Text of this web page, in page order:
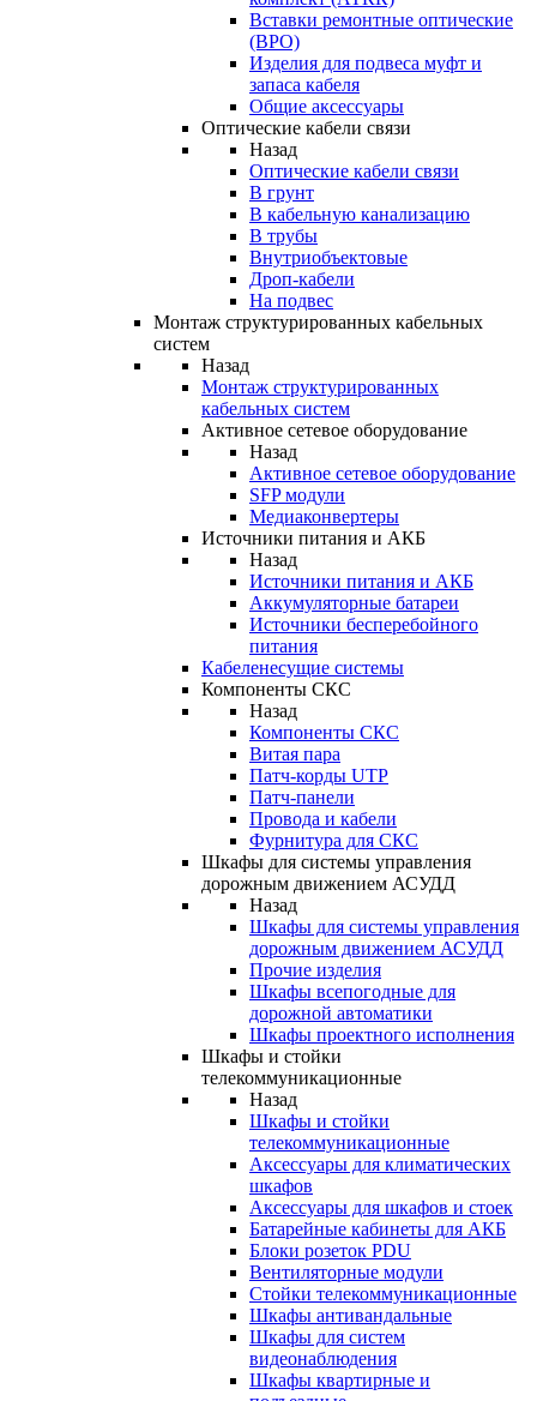
Вставки ремонтные оптические
(ВРО)
Изделия для подвеса муфт и
запаса кабеля
Общие аксессуары
Оптические кабели связи
Назад
Оптические кабели связи
В грунт
В кабельную канализацию
В трубы
Внутриобъектовые
Дроп-кабели
На подвес
Монтаж структурированных кабельных
систем
Назад
Монтаж структурированных
кабельных систем
Активное сетевое оборудование
Назад
Активное сетевое оборудование
SFP модули
Медиаконвертеры
Источники питания и АКБ
Назад
Источники питания и АКБ
Аккумуляторные батареи
Источники бесперебойного
питания
Кабеленесущие системы
Компоненты СКС
Назад
Компоненты СКС
Витая пара
Патч-корды UTP
Патч-панели
Провода и кабели
Фурнитура для СКС
Шкафы для системы управления
дорожным движением АСУДД
Назад
Шкафы для системы управления
дорожным движением АСУДД
Прочие изделия
Шкафы всепогодные для
дорожной автоматики
Шкафы проектного исполнения
Шкафы и стойки
телекоммуникационные
Назад
Шкафы и стойки
телекоммуникационные
Аксессуары для климатических
шкафов
Аксессуары для шкафов и стоек
Батарейные кабинеты для АКБ
Блоки розеток PDU
Вентиляторные модули
Стойки телекоммуникационные
Шкафы антивандальные
Шкафы для систем
видеонаблюдения
Шкафы квартирные и